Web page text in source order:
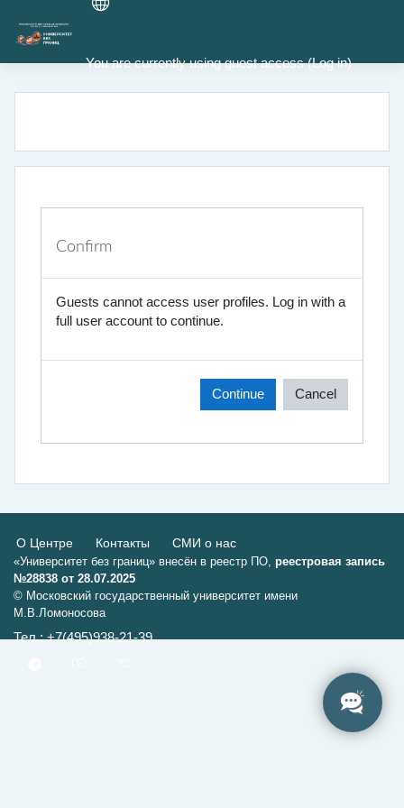
You are currently using guest access (Log in)
Skip to main content
Confirm
Guests cannot access user profiles. Log in with a
full user account to continue.
Continue Cancel
О Центре Контакты СМИ о нас
«Университет без границ» внесён в реестр ПО, реестровая запись
№28838 от 28.07.2025
© Московский государственный университет имени
М.В.Ломоносова
Тел.: +7(495)938-21-39